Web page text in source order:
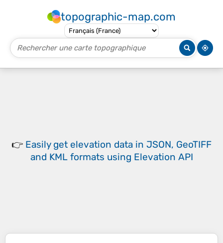
topographic-map.com
👉 Easily get elevation data in JSON, GeoTIFF
and KML formats using Elevation API